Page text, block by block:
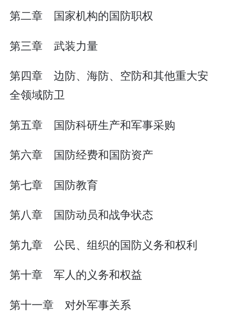
第二章 国家机构的国防职权
第三章 武装力量
第四章 边防、海防、空防和其他重大安
全领域防卫
第五章 国防科研生产和军事采购
第六章 国防经费和国防资产
第七章 国防教育
第八章 国防动员和战争状态
第九章 公民、组织的国防义务和权利
第十章 军人的义务和权益
第十一章 对外军事关系